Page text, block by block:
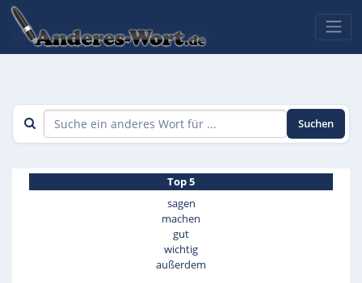
Suchen
Top 5
sagen
machen
gut
wichtig
außerdem